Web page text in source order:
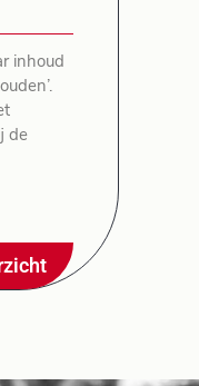
inhoud
de